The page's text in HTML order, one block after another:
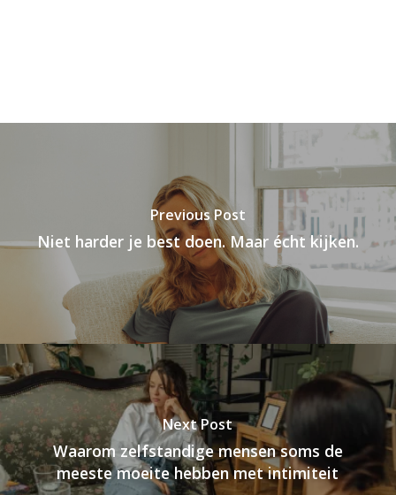
Previous Post
Niet harder je best doen. Maar écht kijken.
Next Post
Waarom zelfstandige mensen soms de
meeste moeite hebben met intimiteit